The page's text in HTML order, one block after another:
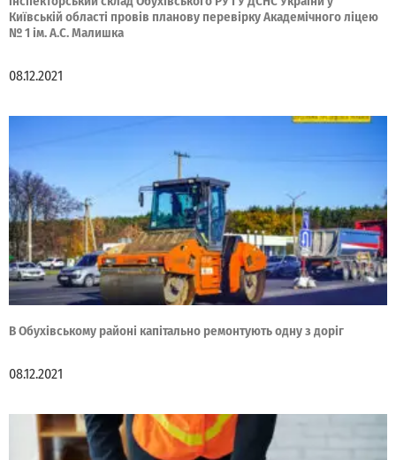
Київській області провів планову перевірку Академічного ліцею
№ 1 ім. А.С. Малишка
08.12.2021
В Обухівському районі капітально ремонтують одну з доріг
08.12.2021